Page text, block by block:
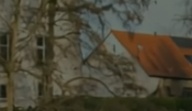
virtuelles Amt